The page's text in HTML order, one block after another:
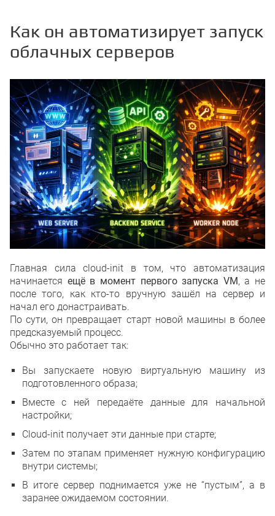
Как он автоматизирует запуск
облачных серверов
Главная сила cloud-init в том, что автоматизация
начинается ещё в момент первого запуска VM, а не
после того, как кто-то вручную зашёл на сервер и
начал его донастраивать.
По сути, он превращает старт новой машины в более
предсказуемый процесс.
Обычно это работает так:
Вы запускаете новую виртуальную машину из
подготовленного образа;
Вместе с ней передаёте данные для начальной
настройки;
Cloud-init получает эти данные при старте;
Затем по этапам применяет нужную конфигурацию
внутри системы;
В итоге сервер поднимается уже не “пустым”, а в
заранее ожидаемом состоянии.